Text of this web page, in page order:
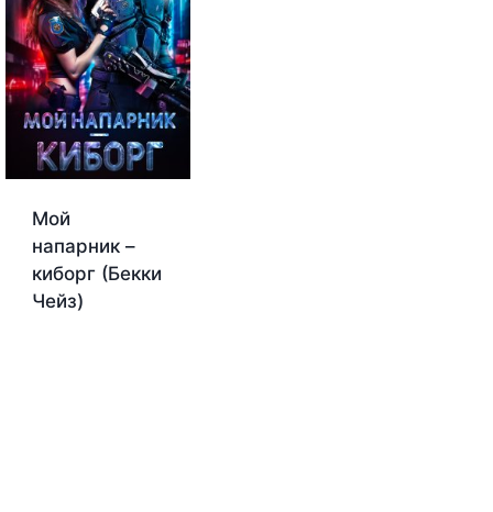
Мой
напарник –
киборг (Бекки
Чейз)